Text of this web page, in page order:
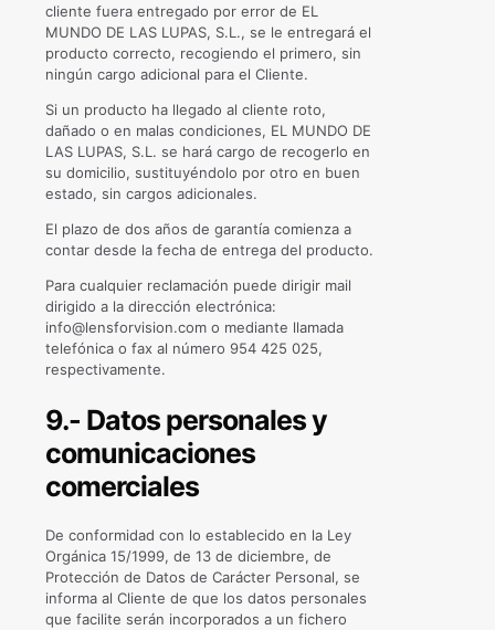
cliente fuera entregado por error de EL
MUNDO DE LAS LUPAS, S.L., se le entregará el
producto correcto, recogiendo el primero, sin
ningún cargo adicional para el Cliente.
Si un producto ha llegado al cliente roto,
dañado o en malas condiciones, EL MUNDO DE
LAS LUPAS, S.L. se hará cargo de recogerlo en
su domicilio, sustituyéndolo por otro en buen
estado, sin cargos adicionales.
El plazo de dos años de garantía comienza a
contar desde la fecha de entrega del producto.
Para cualquier reclamación puede dirigir mail
dirigido a la dirección electrónica:
info@lensforvision.com o mediante llamada
telefónica o fax al número 954 425 025,
respectivamente.
9.- Datos personales y
comunicaciones
comerciales
De conformidad con lo establecido en la Ley
Orgánica 15/1999, de 13 de diciembre, de
Protección de Datos de Carácter Personal, se
informa al Cliente de que los datos personales
que facilite serán incorporados a un fichero